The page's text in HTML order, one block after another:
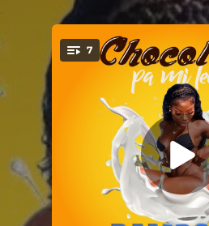
You're all set!
7